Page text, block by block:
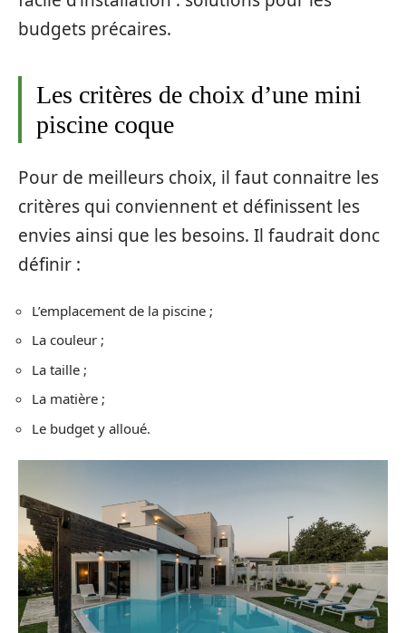
budgets précaires.
Les critères de choix d’une mini
piscine coque
Pour de meilleurs choix, il faut connaitre les
critères qui conviennent et définissent les
envies ainsi que les besoins. Il faudrait donc
définir :
L’emplacement de la piscine ;
La couleur ;
La taille ;
La matière ;
Le budget y alloué.